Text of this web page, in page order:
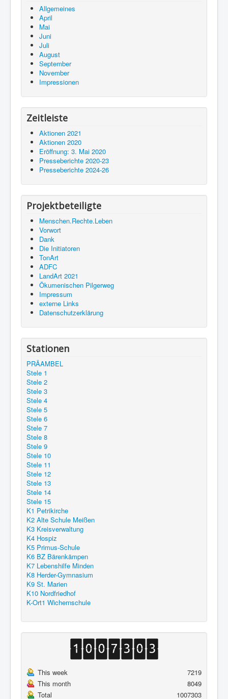
Allgemeines
April
Mai
Juni
Juli
August
September
November
Impressionen
Zeitleiste
Aktionen 2021
Aktionen 2020
Eröffnung: 3. Mai 2020
Presseberichte 2020-23
Presseberichte 2024-26
Projektbeteiligte
Menschen.Rechte.Leben
Vorwort
Dank
Die Initiatoren
TonArt
ADFC
LandArt 2021
Ökumenischen Pilgerweg
Impressum
externe Links
Datenschutzerklärung
Stationen
PRÄAMBEL
Stele 1
Stele 2
Stele 3
Stele 4
Stele 5
Stele 6
Stele 7
Stele 8
Stele 9
Stele 10
Stele 11
Stele 12
Stele 13
Stele 14
Stele 15
K1 Petrikirche
K2 Alte Schule Meißen
K3 Kreisverwaltung
K4 Hospiz
K5 Primus-Schule
K6 BZ Bärenkämpen
K7 Lebenshilfe Minden
K8 Herder-Gymnasium
K9 St. Marien
K10 Nordfriedhof
K-Ort1 Wichernschule
This week
7219
This month
8049
Total
1007303